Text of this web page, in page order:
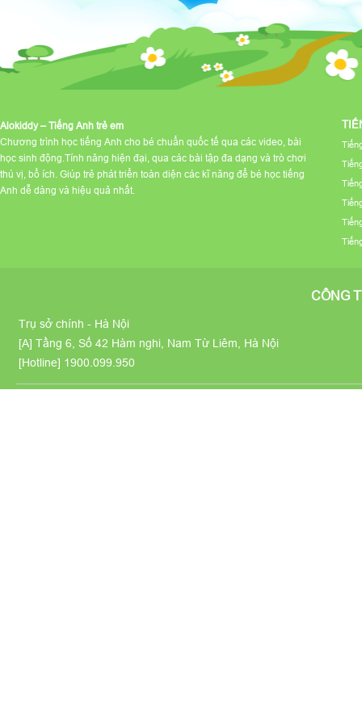
Alokiddy – Tiếng Anh trẻ em
Chương trình học tiếng Anh cho bé chuẩn quốc tế qua các video, bài
học sinh động.Tính năng hiện đại, qua các bài tập đa dạng và trò chơi
thú vị, bổ ích. Giúp trẻ phát triển toàn diện các kĩ năng để bé học tiếng
Anh dễ dàng và hiệu quả nhất.
CÔNG
Trụ sở chính - Hà Nội
[A] Tầng 6, Số 42 Hàm nghi, Nam Từ Liêm, Hà Nội
[Hotline] 1900.099.950